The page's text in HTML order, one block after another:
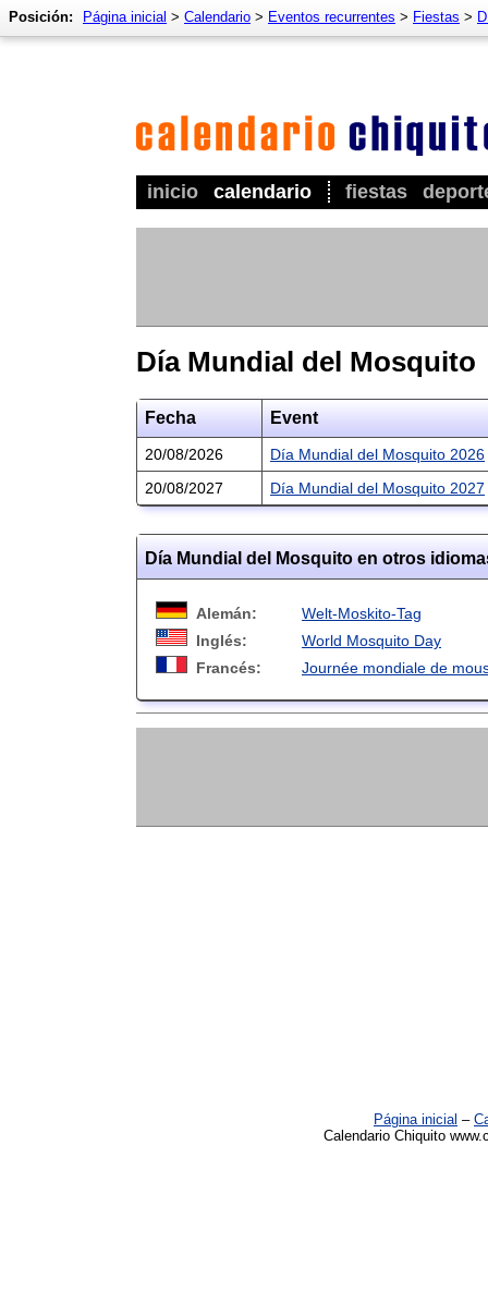
inicio calendario fiestas
Posición: Página inicial > Calendario > Eventos recurrentes > Fiestas >
Día Mundial del Mosquito
Fecha Event
20/08/2026
Día Mundial del Mosquito 2026
20/08/2027
Día Mundial del Mosquito 2027
Día Mundial del Mosquito en otros
Alemán:
Welt-Moskito-Tag
Inglés:
World Mosquito Day
Francés:
Journée mondiale de
Página inicial –
Calendario Chiquito